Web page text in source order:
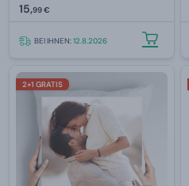
15,99 €
BEI IHNEN:12.8.2026
2+1 GRATIS